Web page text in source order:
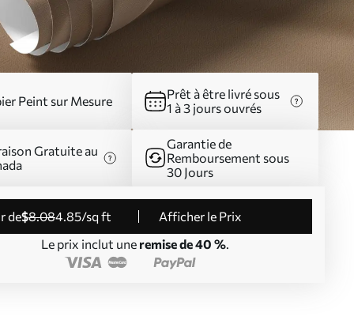
Peint sur Mesure
Prêt à être livré sous
1 à 3 jours ouvrés
Gratuite au
Garantie de
Remboursement sous
30 Jours
de$8.084.85/sq ft
Afficher le Prix
Le prix inclut une remise de 40 %.